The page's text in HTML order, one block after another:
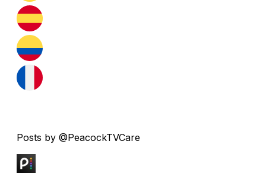
Posts by @PeacockTVCare